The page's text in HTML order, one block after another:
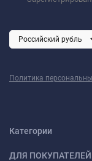
Политика
Категории
ДЛЯ ПОКУПАТЕЛЕЙ